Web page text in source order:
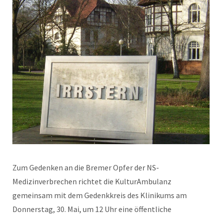
Zum Gedenken an die Bremer Opfer der NS-
Medizinverbrechen richtet die KulturAmbulanz
gemeinsam mit dem Gedenkkreis des Klinikums am
Donnerstag, 30. Mai, um 12 Uhr eine öffentliche